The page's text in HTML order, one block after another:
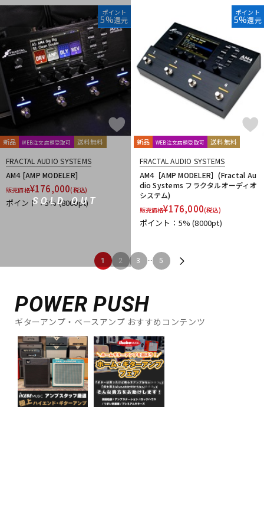
SOLD OUT
ポイント
5%還元
新品 WEB注文店頭受取可 送料無料
FRACTAL AUDIO SYSTEMS
AM4 [AMP MODELER]
販売価格¥176,000(税込)
ポイント：5%(8000pt)
ポイント
5%還元
新品 WEB注文店頭受取可 送料無料
FRACTAL AUDIO SYSTEMS
AM4［AMP MODELER］(Fractal Au
dio Systems フラクタルオーディオ
システム)
販売価格¥176,000(税込)
ポイント：5%(8000pt)
1 2 3 ... 5
POWER PUSH
ギターアンプ・ベースアンプ おすすめコンテンツ